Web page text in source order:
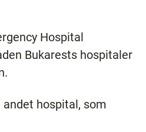
Hospital
Bukarests hospitaler
hospital, som